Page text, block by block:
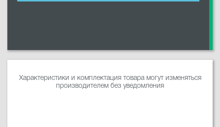
Характеристики и комплектация товара могут изменяться
производителем без уведомления